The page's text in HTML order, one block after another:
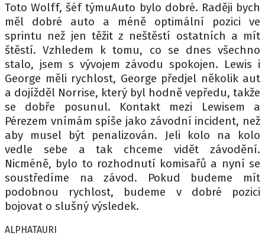
Toto Wolff, šéf týmuAuto bylo dobré. Raději bych
měl dobré auto a méně optimální pozici ve
sprintu než jen těžit z neštěstí ostatních a mít
štěstí. Vzhledem k tomu, co se dnes všechno
stalo, jsem s vývojem závodu spokojen. Lewis i
George měli rychlost, George předjel několik aut
a dojížděl Norrise, který byl hodně vepředu, takže
se dobře posunul. Kontakt mezi Lewisem a
Pérezem vnímám spíše jako závodní incident, než
aby musel být penalizován. Jeli kolo na kolo
vedle sebe a tak chceme vidět závodění.
Nicméně, bylo to rozhodnutí komisařů a nyní se
soustředíme na závod. Pokud budeme mít
podobnou rychlost, budeme v dobré pozici
bojovat o slušný výsledek.
ALPHATAURI